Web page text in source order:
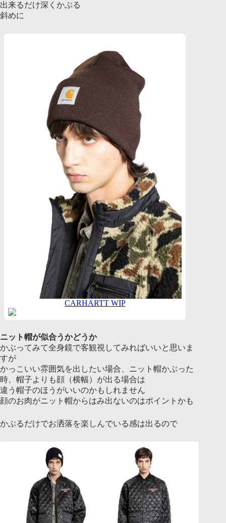
出来るだけ深くかぶる
斜めに
CARHARTT WIP
ニット帽が似合うかどうか
かぶってみて全身鏡で客観視してみればいいと思いま
すが
かっこいい雰囲気を出したい場合、ニット帽かぶった
時、帽子よりも顔（横幅）が出る場合は
違う帽子のほうがいいのかもしれません
顔のお肉がニット帽からはみ出ないのはポイントかも
かぶるだけでお洒落を楽しんでいる感は出るので